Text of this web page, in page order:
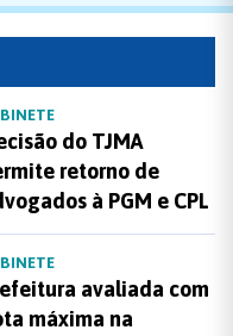
do TJMA
retorno de
à PGM e CPL
avaliada com
máxima na